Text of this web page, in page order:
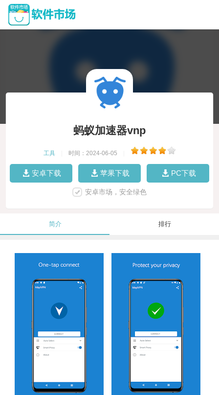
蚂蚁加速器vnp
工具 时间：2024-06-05
安卓下载 苹果下载 PC下载
安卓市场，安全绿色
简介 排行